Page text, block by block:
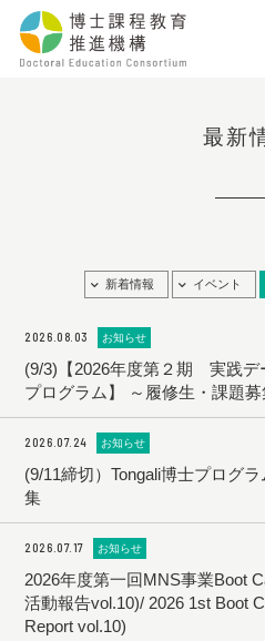
最新
新着情報 イベント
2026.08.03 お知らせ
(9/3)【2026年度第２期 実践デ
プログラム】 ～履修生・課題
2026.07.24 お知らせ
(9/11締切）Tongali博士プログ
集
2026.07.17 お知らせ
2026年度第一回MNS事業Boot
活動報告vol.10)/ 2026 1st Boot
Report vol.10)